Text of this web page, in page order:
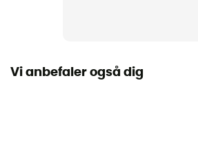
Vi anbefaler også dig